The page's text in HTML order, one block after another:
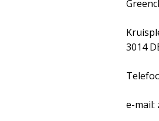
3014
e-mail: